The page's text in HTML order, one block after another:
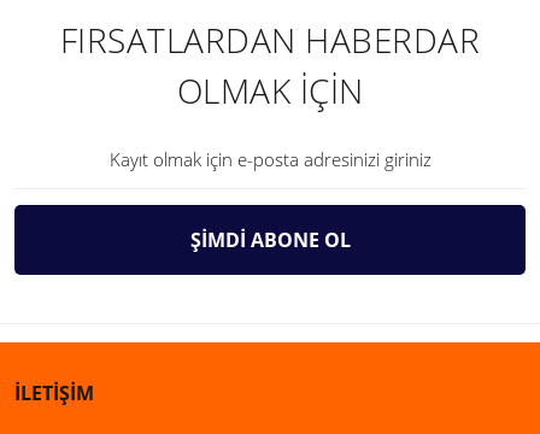
FIRSATLARDAN HABERDAR
OLMAK İÇİN
ŞİMDİ ABONE OL
İLETİŞİM